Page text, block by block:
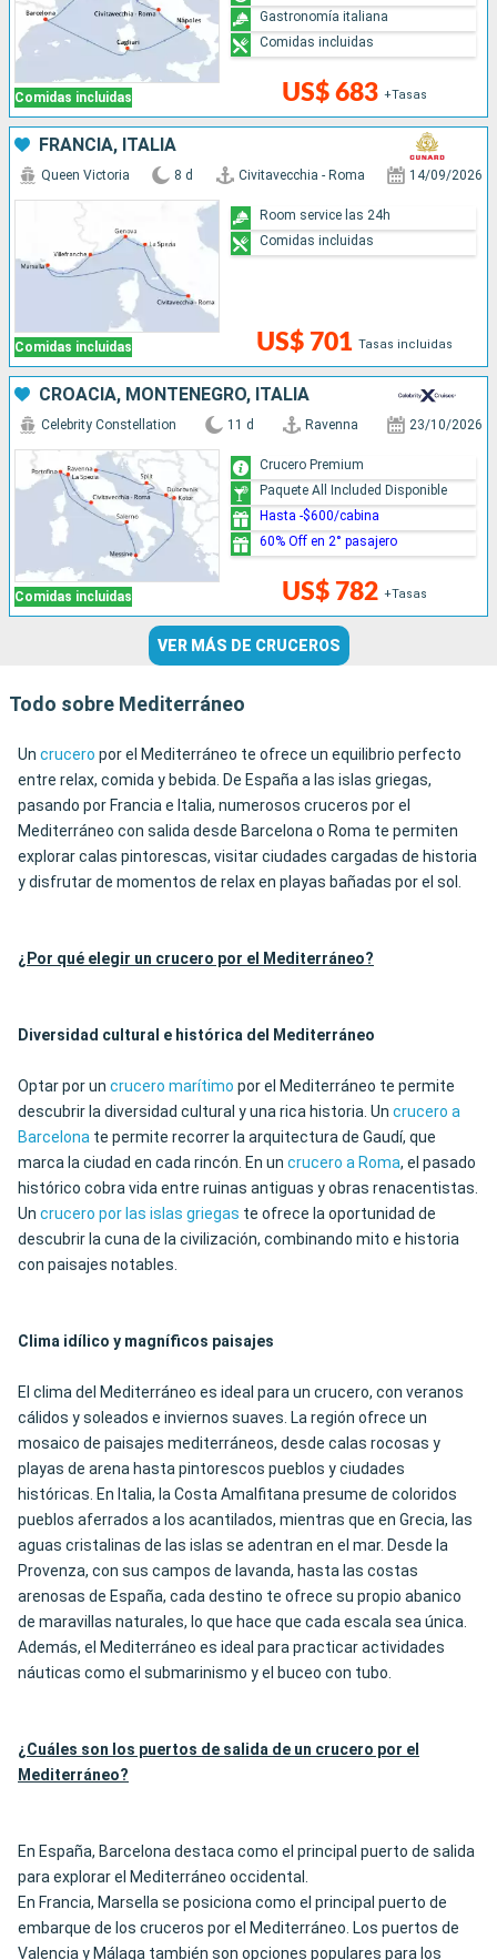
Comidas incluidas US$ 683 +Tasas
Gastronomía italiana
Comidas incluidas
FRANCIA, ITALIA
Comidas incluidas
Queen Victoria 8 d Civitavecchia - Roma 14/09/2026
US$ 701 Tasas incluidas
Room service las 24h
Comidas incluidas
CROACIA, MONTENEGRO, ITALIA
Comidas incluidas
Celebrity Constellation 11 d Ravenna 23/10/2026
US$ 782 +Tasas
Crucero Premium
Paquete All Included Disponible
Hasta -$600/cabina
60% Off en 2° pasajero
VER MÁS DE CRUCEROS
Todo sobre Mediterráneo
Un crucero por el Mediterráneo te ofrece un equilibrio perfecto
entre relax, comida y bebida. De España a las islas griegas,
pasando por Francia e Italia, numerosos cruceros por el
Mediterráneo con salida desde Barcelona o Roma te permiten
explorar calas pintorescas, visitar ciudades cargadas de historia
y disfrutar de momentos de relax en playas bañadas por el sol.
¿Por qué elegir un crucero por el Mediterráneo?
Diversidad cultural e histórica del Mediterráneo
Optar por un crucero marítimo por el Mediterráneo te permite
descubrir la diversidad cultural y una rica historia. Un crucero a
Barcelona te permite recorrer la arquitectura de Gaudí, que
marca la ciudad en cada rincón. En un crucero a Roma, el pasado
histórico cobra vida entre ruinas antiguas y obras renacentistas.
Un crucero por las islas griegas te ofrece la oportunidad de
descubrir la cuna de la civilización, combinando mito e historia
con paisajes notables.
Clima idílico y magníficos paisajes
El clima del Mediterráneo es ideal para un crucero, con veranos
cálidos y soleados e inviernos suaves. La región ofrece un
mosaico de paisajes mediterráneos, desde calas rocosas y
playas de arena hasta pintorescos pueblos y ciudades
históricas. En Italia, la Costa Amalfitana presume de coloridos
pueblos aferrados a los acantilados, mientras que en Grecia, las
aguas cristalinas de las islas se adentran en el mar. Desde la
Provenza, con sus campos de lavanda, hasta las costas
arenosas de España, cada destino te ofrece su propio abanico
de maravillas naturales, lo que hace que cada escala sea única.
Además, el Mediterráneo es ideal para practicar actividades
náuticas como el submarinismo y el buceo con tubo.
¿Cuáles son los puertos de salida de un crucero por el
Mediterráneo?
En España, Barcelona destaca como el principal puerto de salida
para explorar el Mediterráneo occidental.
En Francia, Marsella se posiciona como el principal puerto de
embarque de los cruceros por el Mediterráneo. Los puertos de
Valencia y Málaga también son opciones populares para los